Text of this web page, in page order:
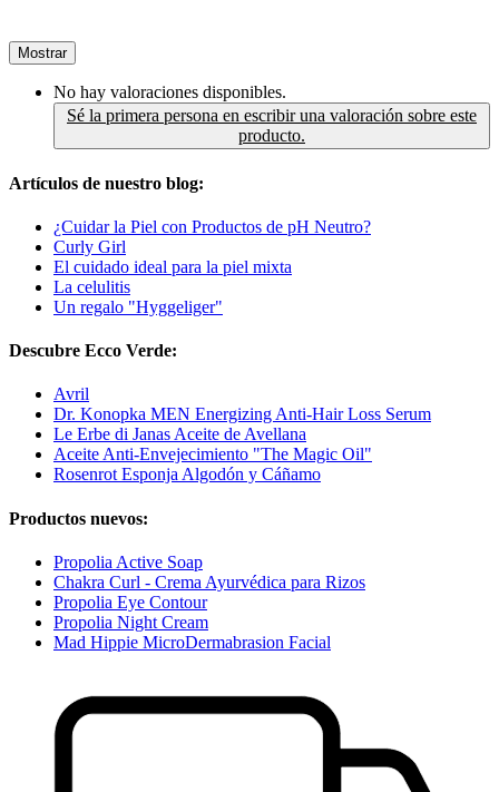
Mostrar
No hay valoraciones disponibles.
Sé la primera persona en escribir una valoración sobre este
producto.
Artículos de nuestro blog:
¿Cuidar la Piel con Productos de pH Neutro?
Curly Girl
El cuidado ideal para la piel mixta
La celulitis
Un regalo "Hyggeliger"
Descubre Ecco Verde:
Avril
Dr. Konopka MEN Energizing Anti-Hair Loss Serum
Le Erbe di Janas Aceite de Avellana
Aceite Anti-Envejecimiento "The Magic Oil"
Rosenrot Esponja Algodón y Cáñamo
Productos nuevos:
Propolia Active Soap
Chakra Curl - Crema Ayurvédica para Rizos
Propolia Eye Contour
Propolia Night Cream
Mad Hippie MicroDermabrasion Facial